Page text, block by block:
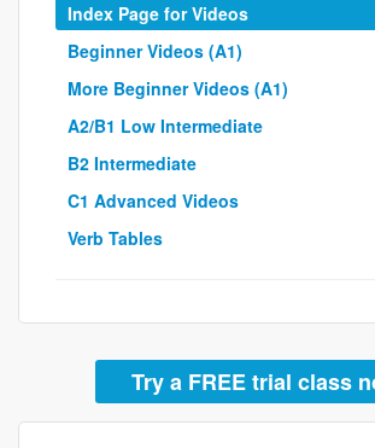
Index Page for Videos
Beginner Videos (A1)
More Beginner Videos (A1)
A2/B1 Low Intermediate
B2 Intermediate
C1 Advanced Videos
Verb Tables
Try a FREE trial class